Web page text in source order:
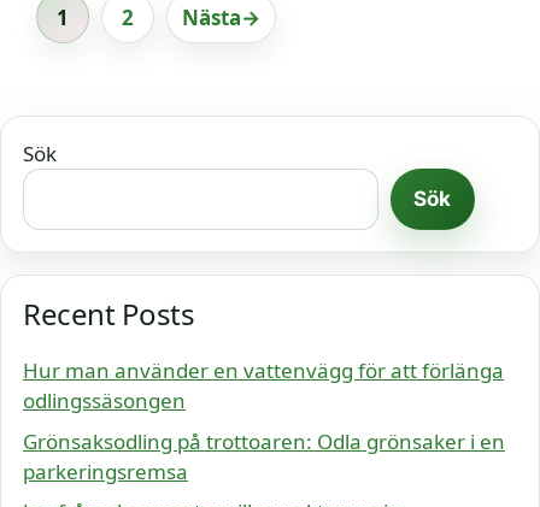
Sida
1 Sida
2 Nästa→
Sök
Sök
Recent Posts
Hur man använder en vattenvägg för att förlänga
odlingssäsongen
Grönsaksodling på trottoaren: Odla grönsaker i en
parkeringsremsa